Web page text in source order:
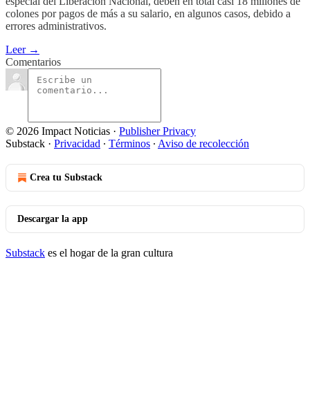
colones por pagos de más a su salario, en algunos casos, debido a
errores administrativos.
Leer →
Comentarios
© 2026 Impact Noticias · Publisher Privacy
Substack · Privacidad ∙ Términos ∙ Aviso de recolección
Crea tu Substack
Descargar la app
Substack es el hogar de la gran cultura